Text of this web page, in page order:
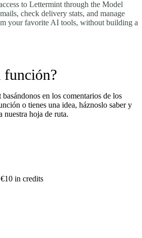
to Lettermint through the Model
check delivery stats, and manage
your favorite AI tools, without building a
función?
en los comentarios de los
o tienes una idea, háznoslo saber y
nuestra hoja de ruta.
in credits